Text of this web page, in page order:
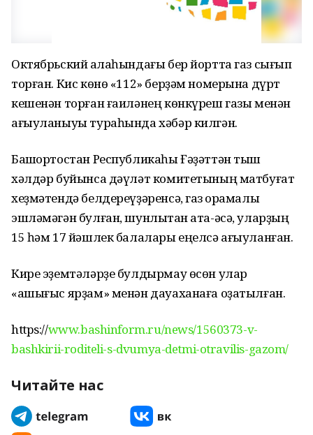
Октябрьский ҡалаһындағы бер йортта газ сығып
торған. Кис көнө «112» берҙәм номерына дүрт
кешенән торған ғаиләнең көнкүреш газы менән
ағыуланыуы тураһында хәбәр килгән.
Башҡортостан Республикаһы Ғәҙәттән тыш
хәлдәр буйынса дәүләт комитетының матбуғат
хеҙмәтендә белдереүҙәренсә, газ ҡорамалы
эшләмәгән булған, шунлыҡтан ата-әсә, уларҙың
15 һәм 17 йәшлек балалары еңелсә ағыуланған.
Кире эҙемтәләрҙе булдырмау өсөн улар
«ашығыс ярҙам» менән дауаханаға оҙатылған.
https://www.bashinform.ru/news/1560373-v-
bashkirii-roditeli-s-dvumya-detmi-otravilis-gazom/
Читайте нас